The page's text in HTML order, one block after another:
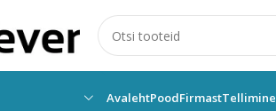
AvalehtPoodFirmastTellimine